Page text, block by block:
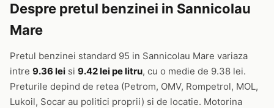
Despre pretul benzinei in Sannicolau
Mare
Pretul benzinei standard 95 in Sannicolau Mare variaza
intre 9.36 lei si 9.42 lei pe litru, cu o medie de 9.38 lei.
Preturile depind de retea (Petrom, OMV, Rompetrol, MOL,
Lukoil, Socar au politici proprii) si de locatie. Motorina